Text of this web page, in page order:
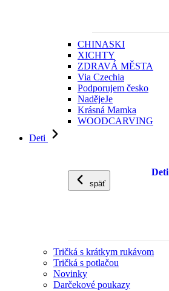
CHINASKI
XICHTY
ZDRAVÁ MĚSTA
Via Czechia
Podporujem česko
NadějeJe
Krásná Mamka
WOODCARVING
Deti
späť
Deti
Tričká s krátkym rukávom
Tričká s potlačou
Novinky
Darčekové poukazy